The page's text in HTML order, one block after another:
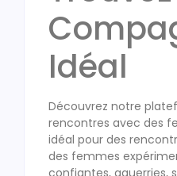
Idéal
Découvrez notre
rencontres avec des
idéal pour des
des femmes